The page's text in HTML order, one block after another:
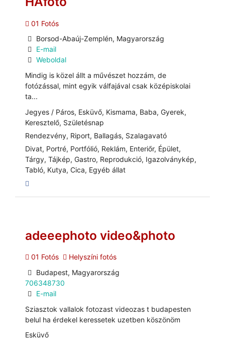
01 Fotós
Borsod-Abaúj-Zemplén, Magyarország
E-mail
Weboldal
Mindig is közel állt a művészet hozzám, de
fotózással, mint egyik válfajával csak középiskolai
ta...
Jegyes / Páros, Esküvő, Kismama, Baba, Gyerek,
Keresztelő, Születésnap
Rendezvény, Riport, Ballagás, Szalagavató
Divat, Portré, Portfólió, Reklám, Enteriőr, Épület,
Tárgy, Tájkép, Gastro, Reprodukció, Igazolványkép,
Tabló, Kutya, Cica, Egyéb állat
adeeephoto video&photo
01 Fotós
Helyszíni fotós
Budapest, Magyarország
706348730
E-mail
Sziasztok vallalok fotozast videozas t budapesten
belul ha érdekel keressetek uzetben köszönöm
Esküvő